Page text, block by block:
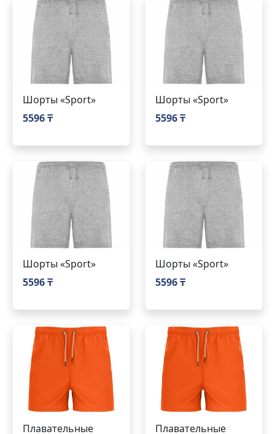
Шорты «Sport»
5596 ₸
Шорты «Sport»
5596 ₸
Шорты «Sport»
5596 ₸
Шорты «Sport»
5596 ₸
Плавательные
Плавательные